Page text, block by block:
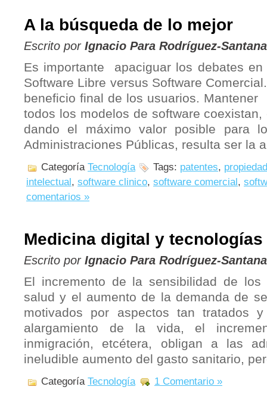
A la búsqueda de lo mejor
Escrito por Ignacio Para Rodríguez-Santana
Es importante apaciguar los debates
Software Libre versus Software
beneficio final de los usuarios.
todos los modelos de software
dando el máximo valor posible para
Administraciones Públicas, resulta ser la
Categoría Tecnología Tags: patentes,
intelectual, software clinico, software comercial,
comentarios »
Medicina digital y
Escrito por Ignacio Para Rodríguez-Santana
El incremento de la sensibilidad de los
salud y el aumento de la demanda de
motivados por aspectos tan tratados
alargamiento de la vida, el
inmigración, etcétera, obligan a las
ineludible aumento del gasto sanitario,
Categoría Tecnología 1 Comentario »